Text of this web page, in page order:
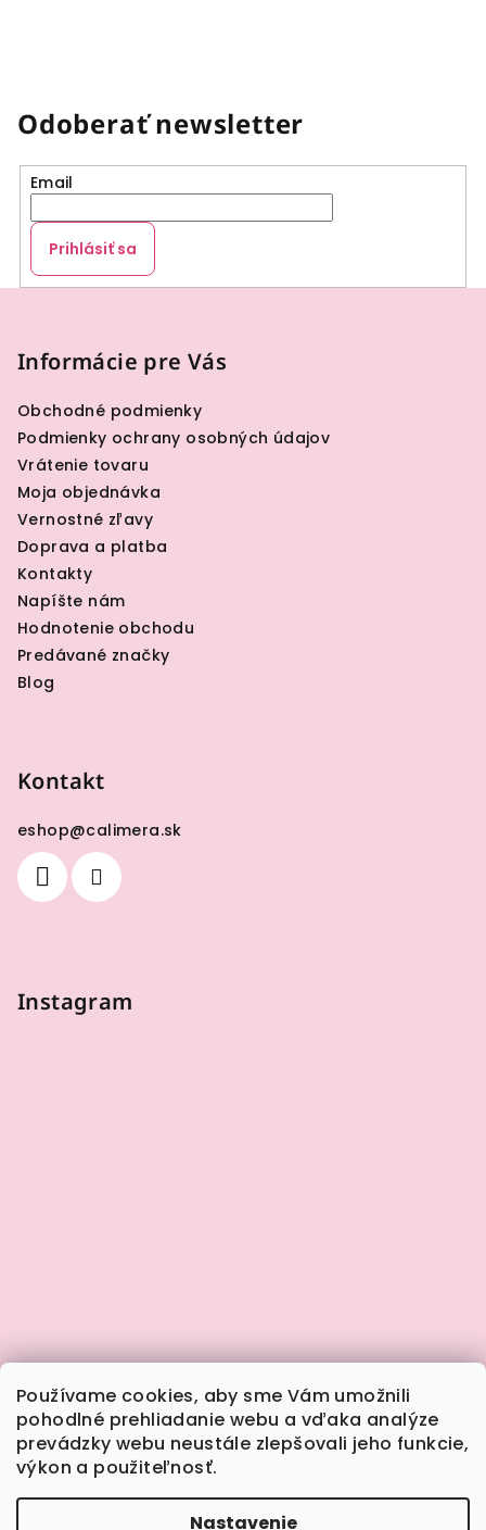
Používame cookies, aby sme Vám umožnili
pohodlné prehliadanie webu a vďaka analýze
prevádzky webu neustále zlepšovali jeho funkcie,
výkon a použiteľnosť.
Nastavenie
Odoberať newsletter
Email
Prihlásiť sa
Informácie pre Vás
Obchodné podmienky
Podmienky ochrany osobných údajov
Vrátenie tovaru
Moja objednávka
Vernostné zľavy
Doprava a platba
Kontakty
Napíšte nám
Hodnotenie obchodu
Predávané značky
Blog
Kontakt
eshop@calimera.sk
Instagram
Sledovať na Instagrame